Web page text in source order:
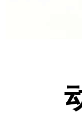
动